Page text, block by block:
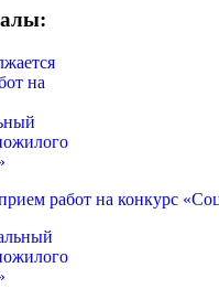
работ на конкурс